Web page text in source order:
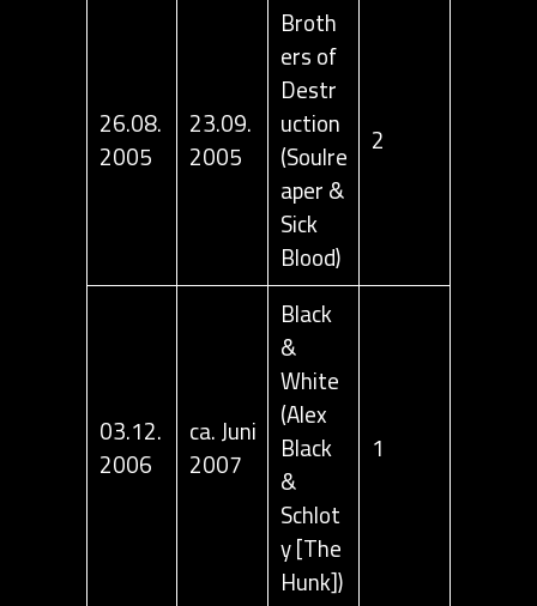
26.08.
2005
23.09.
2005
Broth
ers of
Destr
uction
(Soulre
aper &
Sick
Blood)
2
03.12.
2006
ca. Juni
2007
Black
&
White
(Alex
Black
&
Schlot
y [The
Hunk])
1